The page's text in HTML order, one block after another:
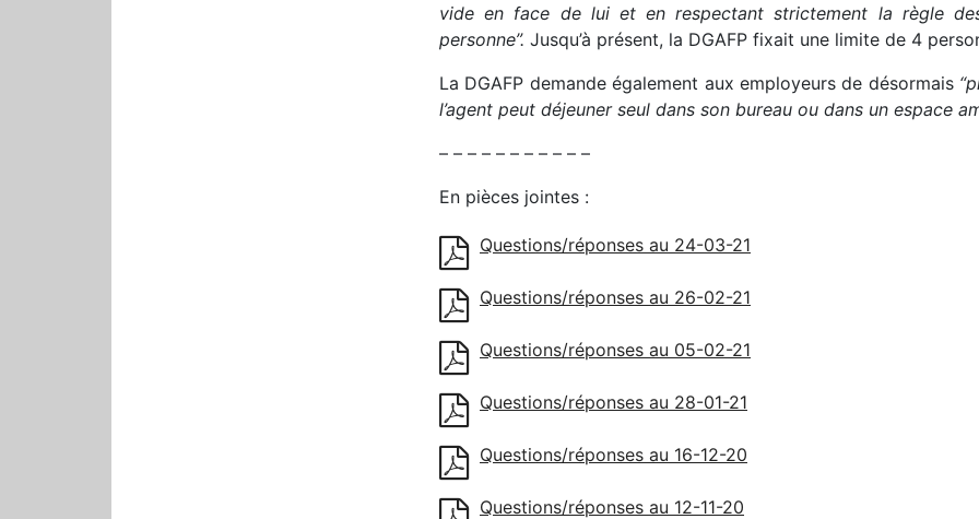
vide en face de lui et en respectant strictement la règle
personne”. Jusqu’à présent, la DGAFP fixait une limite de 4
La DGAFP demande également aux employeurs de désormais
l’agent peut déjeuner seul dans son bureau ou dans un espace
– – – – – – – – – – –
En pièces jointes :
Questions/réponses au 24-03-21
Questions/réponses au 26-02-21
Questions/réponses au 05-02-21
Questions/réponses au 28-01-21
Questions/réponses au 16-12-20
Questions/réponses au 12-11-20